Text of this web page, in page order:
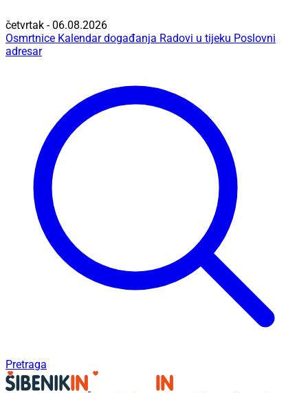
četvrtak - 06.08.2026
Osmrtnice Kalendar događanja Radovi u tijeku Poslovni
adresar
Pretraga